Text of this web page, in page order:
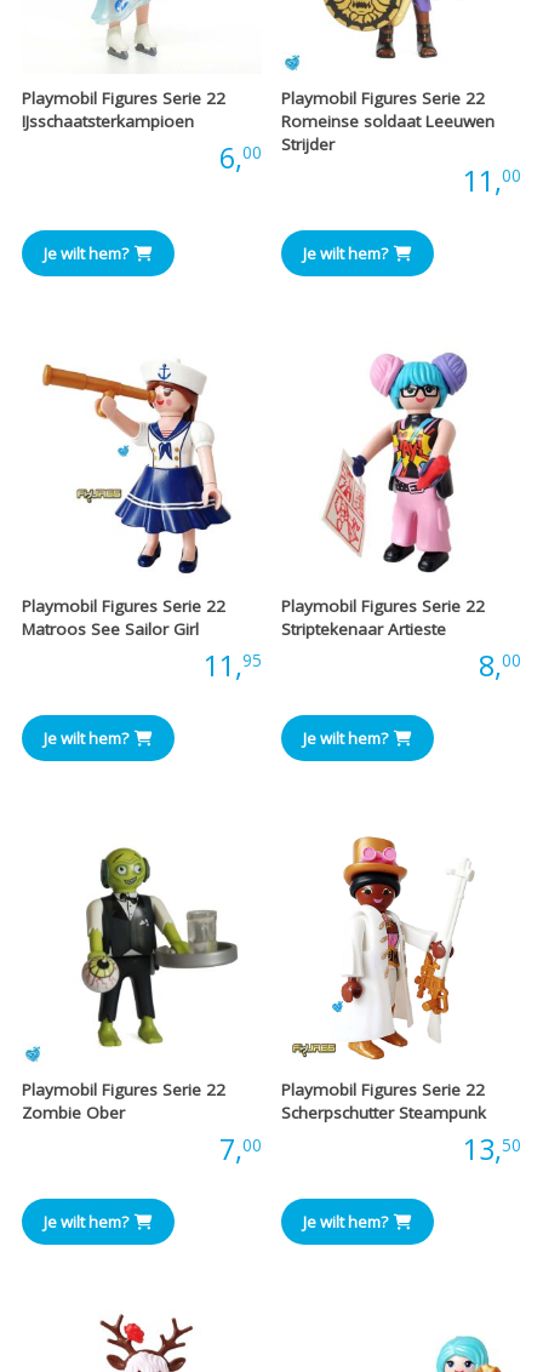
Playmobil Figures Serie 22
IJsschaatsterkampioen
6,00
Je wilt hem?
Playmobil Figures Serie 22
Romeinse soldaat Leeuwen
Strijder
11,00
Je wilt hem?
Playmobil Figures Serie 22
Matroos See Sailor Girl
11,95
Je wilt hem?
Playmobil Figures Serie 22
Striptekenaar Artieste
8,00
Je wilt hem?
Playmobil Figures Serie 22
Zombie Ober
7,00
Je wilt hem?
Playmobil Figures Serie 22
Scherpschutter Steampunk
13,50
Je wilt hem?